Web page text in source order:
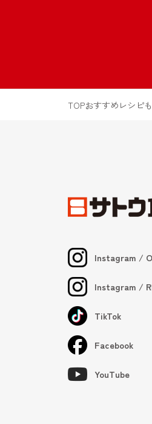
TOPおすすめレシピ
Instagram /
Instagram /
TikTok
Facebook
YouTube